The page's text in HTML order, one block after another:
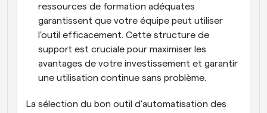
ressources de formation adéquates
garantissent que votre équipe peut utiliser
l'outil efficacement. Cette structure de
support est cruciale pour maximiser les
avantages de votre investissement et garantir
une utilisation continue sans problème.
La sélection du bon outil d'automatisation des